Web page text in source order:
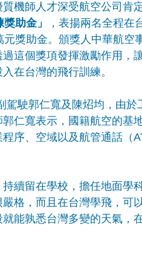
師人才深受航空公司肯
助金」
，表揚兩名全程在
獎助金。頒獎人中華航空
這個獎項發揮激勵作用，
在台灣的飛行訓練。
駛郭仁寬及陳炤均，由於
仁寬表示，國籍航空的基
序、空域以及航管通話（
留在學校，擔任地面學
格，而且在台灣學飛，可
能孰悉台灣多變的天氣，